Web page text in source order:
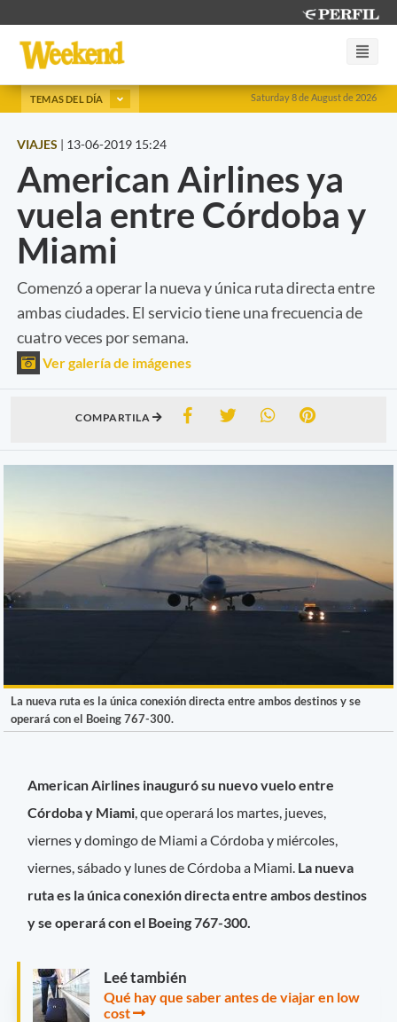
Saturday 8 de August de 2026
TEMAS DEL DÍA
VIAJES | 13-06-2019 15:24
American Airlines ya
vuela entre Córdoba y
Miami
Comenzó a operar la nueva y única ruta directa entre
ambas ciudades. El servicio tiene una frecuencia de
cuatro veces por semana.
Ver galería de imágenes
COMPARTILA
La nueva ruta es la única conexión directa entre ambos destinos y se
operará con el Boeing 767-300.
American Airlines inauguró su nuevo vuelo entre
Córdoba y Miami , que operará los martes, jueves,
viernes y domingo de Miami a Córdoba y miércoles,
viernes, sábado y lunes de Córdoba a Miami. La nueva
ruta es la única conexión directa entre ambos destinos
y se operará con el Boeing 767-300.
Leé también
Qué hay que saber antes de viajar en low
cost